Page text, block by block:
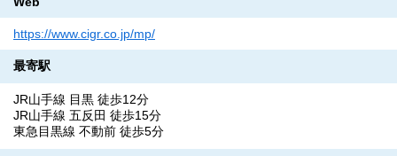
https://www.cigr.co.jp/mp/
最寄駅
JR山手線 目黒 徒歩12分
JR山手線 五反田 徒歩15分
東急目黒線 不動前 徒歩5分